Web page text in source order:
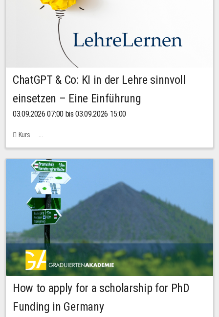
ChatGPT & Co: KI in der Lehre sinnvoll
einsetzen – Eine Einführung
03.09.2026 07:00 bis 03.09.2026 15:00
Kurs
Bachstraße 18k - SR 102 (Seminarraum Servicestelle LehreLernen)
How to apply for a scholarship for PhD
Funding in Germany